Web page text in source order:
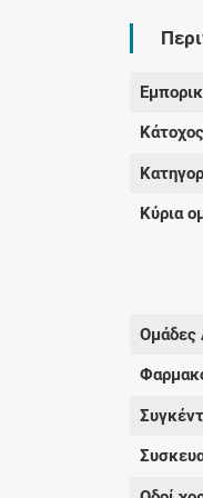
Κύρια
Ομάδες